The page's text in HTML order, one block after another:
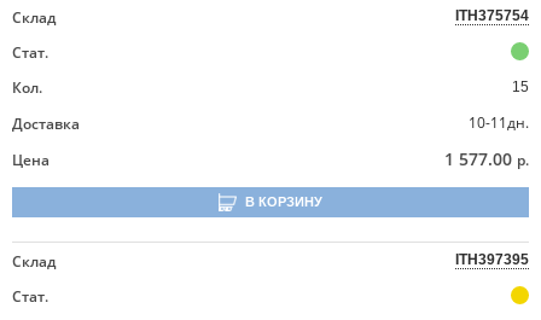
Склад ITH375754
Стат.
Кол.
15
Доставка
10-11дн.
Цена
1 577.00 р.
В КОРЗИНУ
Склад ITH397395
Стат.